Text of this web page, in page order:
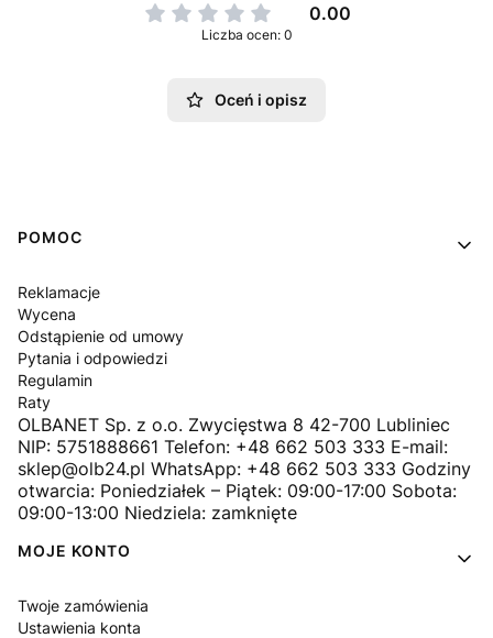
0.00
Liczba ocen: 0
Oceń i opisz
Linki w stopce
POMOC
Reklamacje
Wycena
Odstąpienie od umowy
Pytania i odpowiedzi
Regulamin
Raty
OLBANET Sp. z o.o. Zwycięstwa 8 42-700 Lubliniec
NIP: 5751888661 Telefon: +48 662 503 333 E-mail:
sklep@olb24.pl WhatsApp: +48 662 503 333 Godziny
otwarcia: Poniedziałek – Piątek: 09:00-17:00 Sobota:
09:00-13:00 Niedziela: zamknięte
MOJE KONTO
Twoje zamówienia
Ustawienia konta